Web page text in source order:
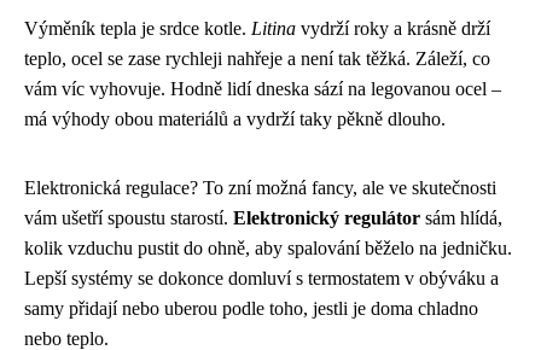
Výměník tepla je srdce kotle. Litina vydrží roky a krásně drží
teplo, ocel se zase rychleji nahřeje a není tak těžká. Záleží, co
vám víc vyhovuje. Hodně lidí dneska sází na legovanou ocel –
má výhody obou materiálů a vydrží taky pěkně dlouho.
Elektronická regulace? To zní možná fancy, ale ve skutečnosti
vám ušetří spoustu starostí. Elektronický regulátor sám hlídá,
kolik vzduchu pustit do ohně, aby spalování běželo na jedničku.
Lepší systémy se dokonce domluví s termostatem v obýváku a
samy přidají nebo uberou podle toho, jestli je doma chladno
nebo teplo.